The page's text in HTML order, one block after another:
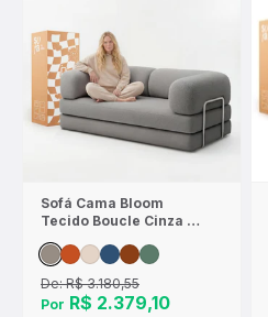
Sofá Cama Bloom
Tecido Boucle Cinza -
Sofá na Caixa
De:R$ 3.180,55
Por R$ 2.379,10